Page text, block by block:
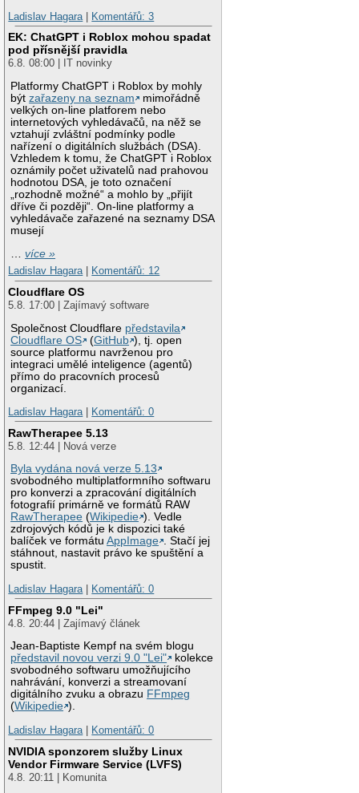
Ladislav Hagara
Komentářů: 3
EK: ChatGPT i Roblox mohou spadat
pod přísnější pravidla
6.8. 08:00 | IT novinky
Platformy ChatGPT i Roblox by mohly
býtzařazeny na seznam
mimořádně
velkých on-line platforem nebo
internetových vyhledávačů, na něž se
vztahují zvláštní podmínky podle
nařízení o digitálních službách (DSA).
Vzhledem k tomu, že ChatGPT i Roblox
oznámily počet uživatelů nad prahovou
hodnotou DSA, je toto označení
„rozhodně možné“ a mohlo by „přijít
dříve či později“. On-line platformy a
vyhledávače zařazené na seznamy DSA
musejí
…více »
Ladislav Hagara| Komentářů: 12
Cloudflare OS
5.8. 17:00 | Zajímavý software
Společnost Cloudflare představila
Cloudflare OS
(GitHub ), tj. open
source platformu navrženou pro
integraci umělé inteligence (agentů)
přímo do pracovních procesů
organizací.
Ladislav Hagara| Komentářů: 0
RawTherapee 5.13
5.8. 12:44 | Nová verze
Byla vydána nová verze 5.13
svobodného multiplatformního softwaru
pro konverzi a zpracování digitálních
fotografií primárně ve formátů RAW
RawTherapee (Wikipedie ). Vedle
zdrojových kódů je k dispozici také
balíček ve formátuAppImage . Stačí jej
stáhnout, nastavit právo ke spuštění a
spustit.
Ladislav Hagara| Komentářů: 0
FFmpeg 9.0 "Lei"
4.8. 20:44 | Zajímavý článek
Jean-Baptiste Kempf na svém blogu
představil novou verzi 9.0 "Lei"
kolekce
svobodného softwaru umožňujícího
nahrávání, konverzi a streamovaní
digitálního zvuku a obrazu FFmpeg
(Wikipedie ).
Ladislav Hagara| Komentářů: 0
NVIDIA sponzorem služby Linux
Vendor Firmware Service (LVFS)
4.8. 20:11 | Komunita